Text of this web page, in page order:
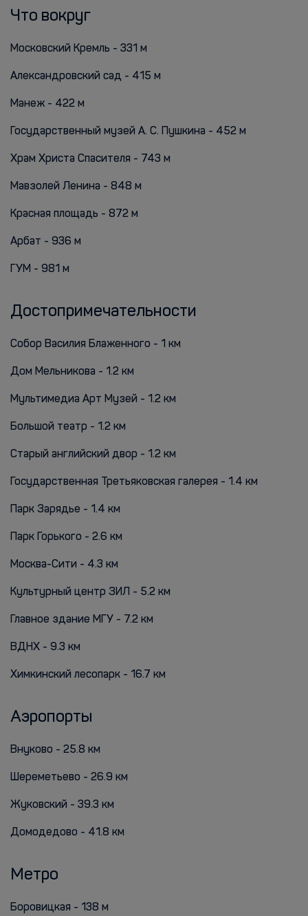
Что вокруг
Московский Кремль - 331 м
Александровский сад - 415 м
Манеж - 422 м
Государственный музей А. С. Пушкина - 452 м
Храм Христа Спасителя - 743 м
Мавзолей Ленина - 848 м
Красная площадь - 872 м
Арбат - 936 м
ГУМ - 981 м
Достопримечательности
Собор Василия Блаженного - 1 км
Дом Мельникова - 1.2 км
Мультимедиа Арт Музей - 1.2 км
Большой театр - 1.2 км
Старый английский двор - 1.2 км
Государственная Третьяковская галерея - 1.4 км
Парк Зарядье - 1.4 км
Парк Горького - 2.6 км
Москва-Сити - 4.3 км
Культурный центр ЗИЛ - 5.2 км
Главное здание МГУ - 7.2 км
ВДНХ - 9.3 км
Химкинский лесопарк - 16.7 км
Аэропорты
Внуково - 25.8 км
Шереметьево - 26.9 км
Жуковский - 39.3 км
Домодедово - 41.8 км
Метро
Боровицкая - 138 м